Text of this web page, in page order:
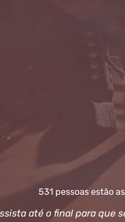
531 pessoas estão
até o final para que